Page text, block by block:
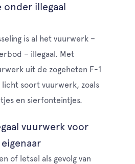
onder illegaal
is al het vuurwerk –
– illegaal. Met
uit de zogeheten F-1
soort vuurwerk, zoals
en sierfonteintjes.
vuurwerk voor
of letsel als gevolg van